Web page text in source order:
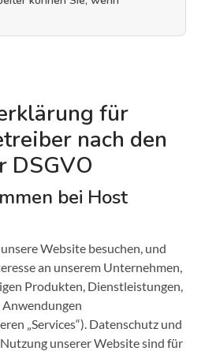
für
nach den
DSGVO
bei Host
Website besuchen, und
an unserem Unternehmen,
Produkten, Dienstleistungen,
„Services“). Datenschutz und
unserer Website sind für